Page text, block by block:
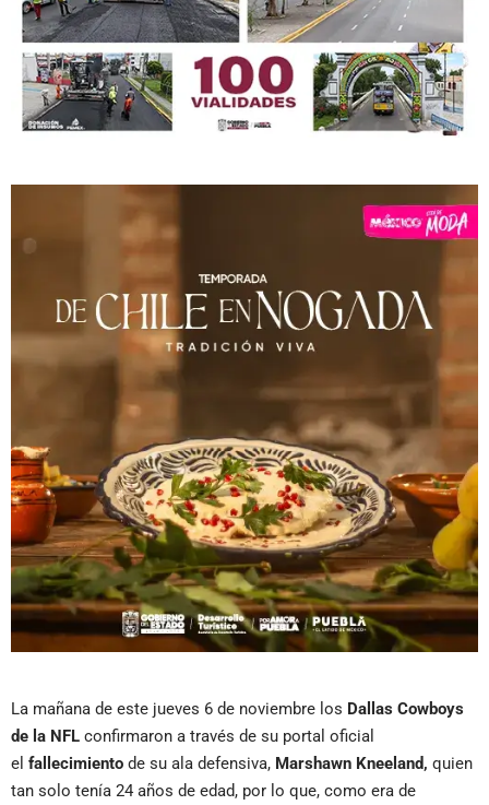
La mañana de este jueves 6 de noviembre los Dallas Cowboys
de la NFL confirmaron a través de su portal oficial
el fallecimiento de su ala defensiva, Marshawn Kneeland, quien
tan solo tenía 24 años de edad, por lo que, como era de